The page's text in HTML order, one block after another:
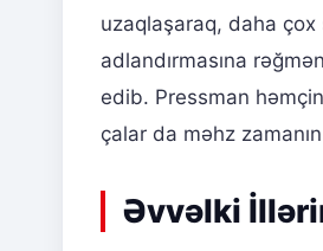
uzaqlaşaraq, daha çox
adlandırmasına
edib. Pressman
çalar da məhz
Əvvəlki